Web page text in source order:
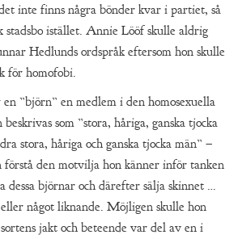
inte finns några bönder kvar i partiet, så
stadsbo istället. Annie Lööf skulle aldrig
Hedlunds ordspråk eftersom hon skulle
för homofobi.
”björn” en medlem i den homosexuella
som ”stora, håriga, ganska tjocka
stora, håriga och ganska tjocka män” –
förstå den motvilja hon känner inför tanken
dessa björnar och därefter sälja skinnet …
något liknande. Möjligen skulle hon
jakt och beteende var del av en i